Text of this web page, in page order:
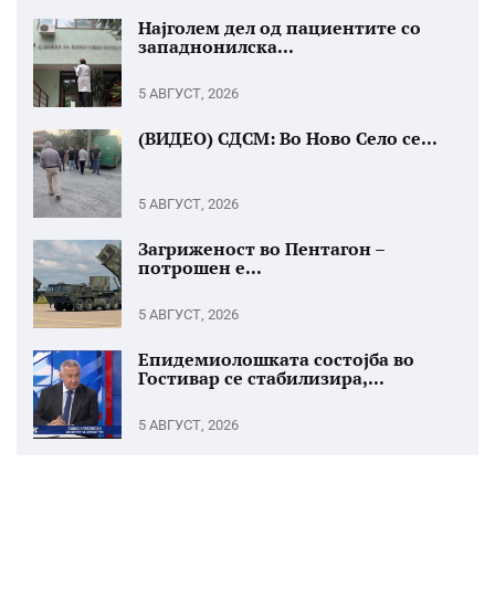
Најголем дел од пациентите со
западнонилска...
5 АВГУСТ, 2026
(ВИДЕО) СДСМ: Во Ново Село се...
5 АВГУСТ, 2026
Загриженост во Пентагон –
потрошен е...
5 АВГУСТ, 2026
Епидемиолошката состојба во
Гостивар се стабилизира,...
5 АВГУСТ, 2026